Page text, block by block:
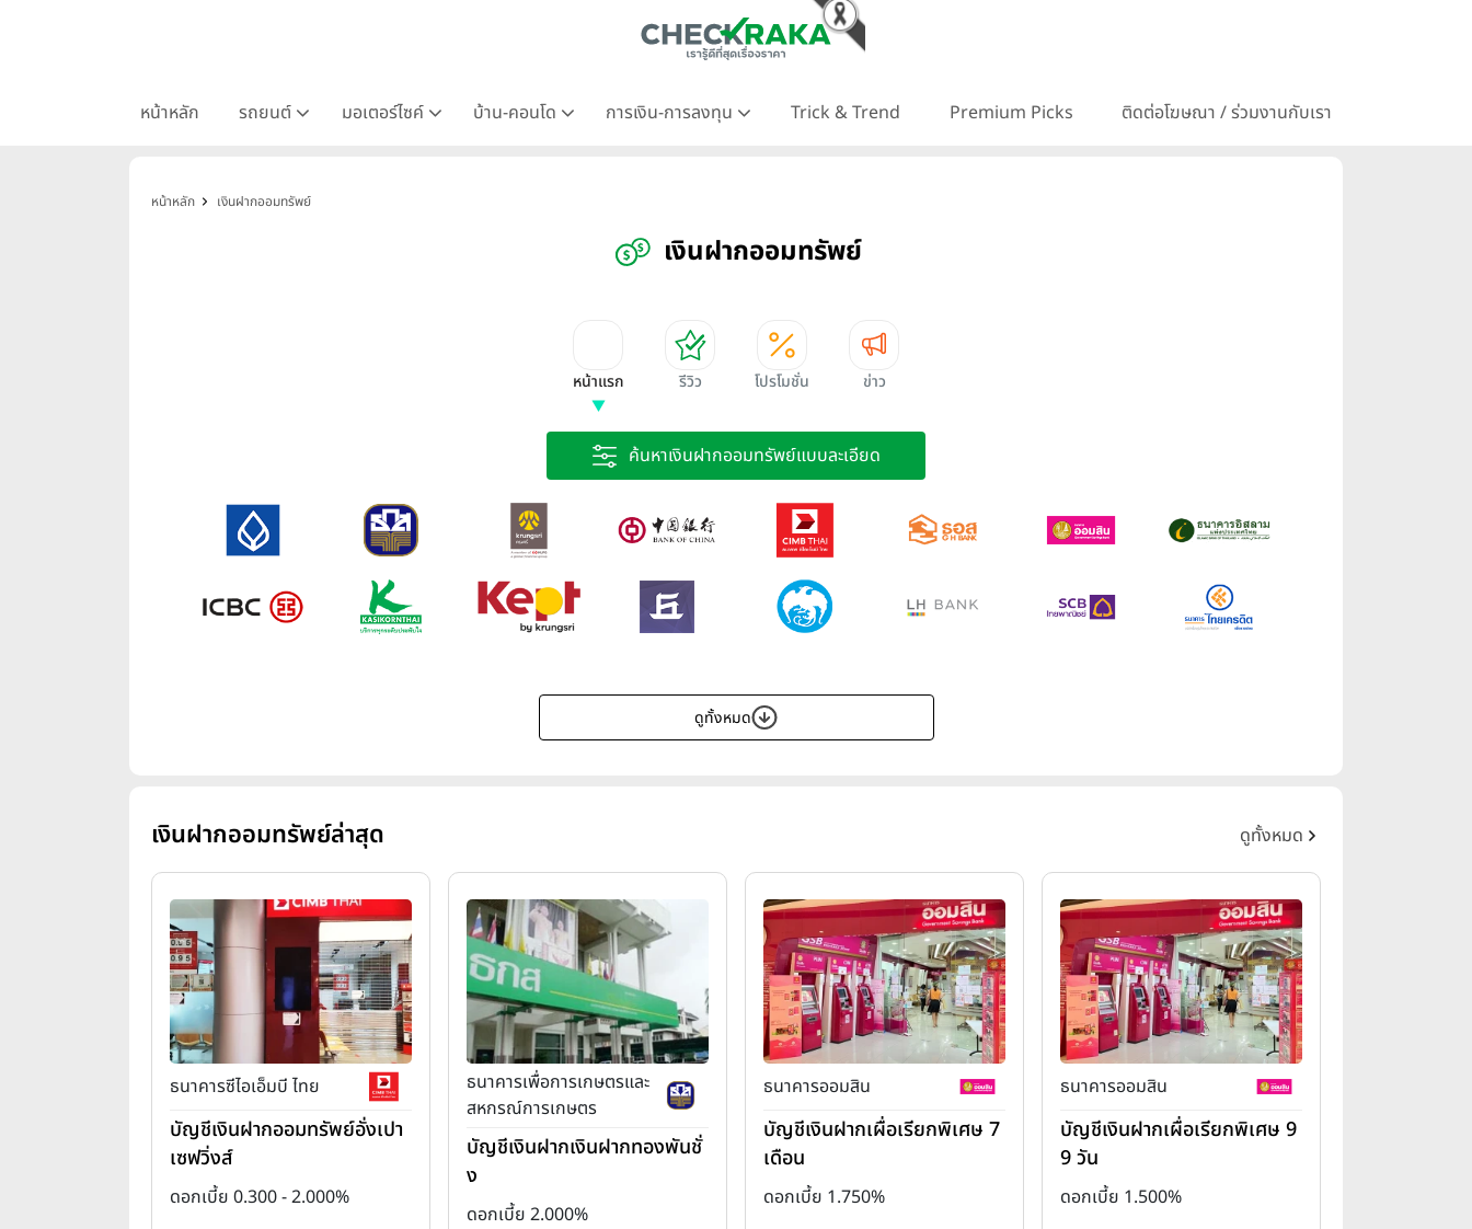
หน้าหลัก รถยนต์ มอเตอร์ไซค์ บ้าน-คอนโด การเงิน-การลงทุน Trick & Trend Premium Picks ติดต่อโฆษณา / ร่วมงานกับเรา
หน้าหลัก เงินฝากออมทรัพย์
เงินฝากออมทรัพย์
หน้าแรก รีวิว โปรโมชั่น ข่าว
ค้นหาเงินฝากออมทรัพย์แบบละเอียด
ดูทั้งหมด
เงินฝากออมทรัพย์ล่าสุด ดูทั้งหมด
ธนาคารซีไอเอ็มบี ไทย
บัญชีเงินฝากออมทรัพย์อั่งเปา
เซฟวิ่งส์
ดอกเบี้ย 0.300 - 2.000%
ธนาคารเพื่อการเกษตรและ
สหกรณ์การเกษตร
บัญชีเงินฝากเงินฝากทองพันชั่
ง
ดอกเบี้ย 2.000%
ธนาคารออมสิน
บัญชีเงินฝากเผื่อเรียกพิเศษ 7
เดือน
ดอกเบี้ย 1.750%
ธนาคารออมสิน
บัญชีเงินฝากเผื่อเรียกพิเศษ 9
9 วัน
ดอกเบี้ย 1.500%